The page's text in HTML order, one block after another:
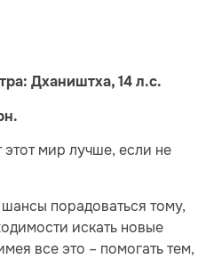
Дхаништха, 14 л.с.
этот мир лучше, если не
порадоваться тому,
искать новые
все это – помогать тем,